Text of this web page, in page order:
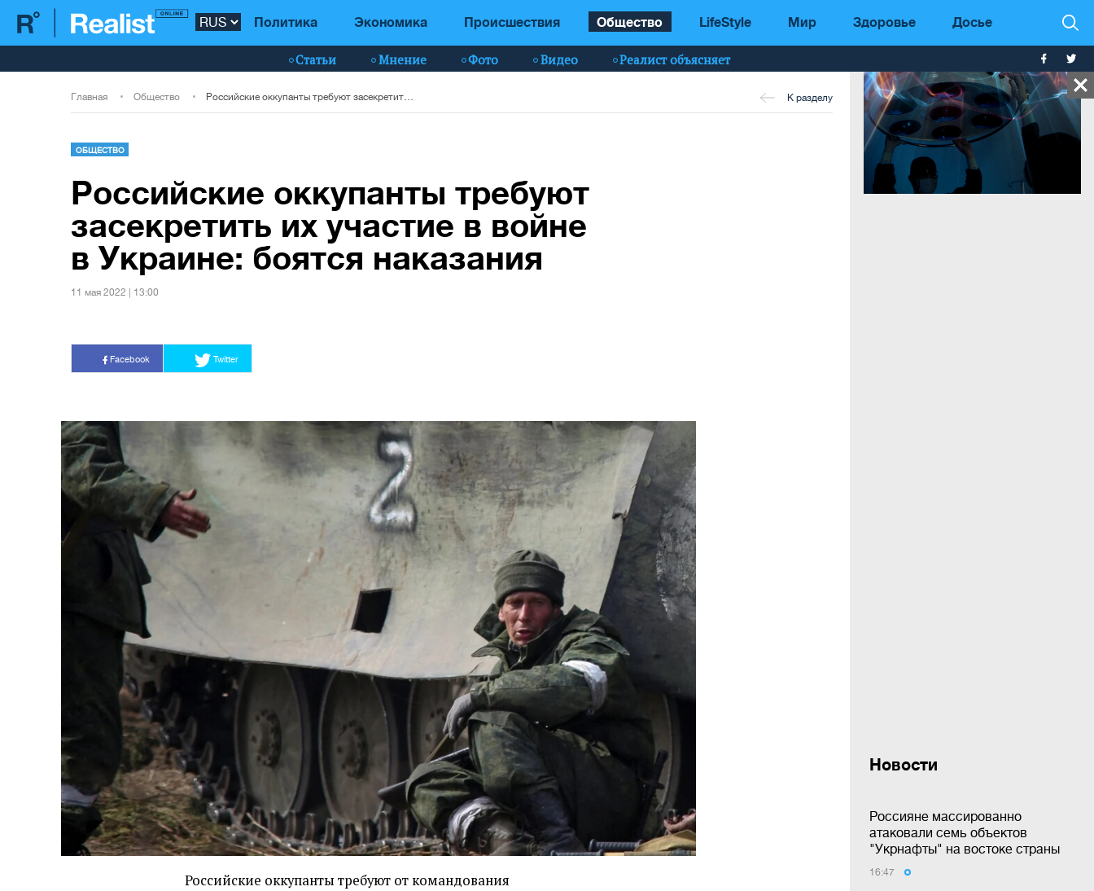
Политика Экономика Происшествия Общество LifeStyle Мир Здоровье Досье
Статьи Мнение Фото Видео Реалист объясняет
Новости
Россияне массированно
атаковали семь объектов
"Укрнафты" на востоке страны
16:47
Главная Общество К разделу
ОБЩЕСТВО
Российские оккупанты требуют
засекретить их участие в войне
в Украине: боятся наказания
11 мая 2022 | 13:00
Facebook Twitter
Российские оккупанты требуют от командования